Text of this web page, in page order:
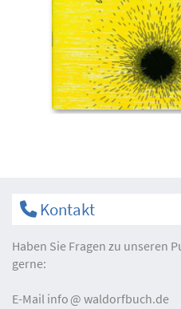
Kontakt
Haben Sie Fragen zu unseren
gerne:
E-Mail info waldorfbuch.de